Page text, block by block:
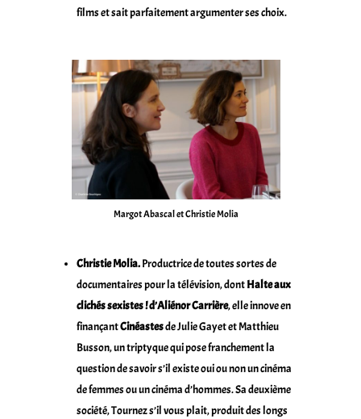
films et sait parfaitement argumenter ses choix.
Margot Abascal et Christie Molia
Christie Molia.Productrice de toutes sortes de
documentaires pour la télévision, dontHalte aux
clichés sexistes ! d’Aliénor Carrière, elle innove en
finançantCinéastesde Julie Gayet et Matthieu
Busson, un triptyque qui pose franchement la
question de savoir s’il existe oui ou non un cinéma
de femmes ou un cinéma d’hommes. Sa deuxième
société, Tournez s’il vous plait, produit des longs